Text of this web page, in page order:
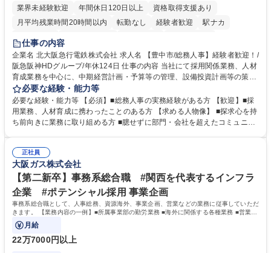
業界未経験歓迎
年間休日120日以上
資格取得支援あり
月平均残業時間20時間以内
転勤なし 経験者歓迎
駅ナカ
退職金あり
土日祝休み
服装自由 昼食補助あり 食事補助あり
仕事の内容
企業名 北大阪急行電鉄株式会社 求人名 【豊中市/総務人事】経験者歓迎！/
阪急阪神HDグループ/年休124日 仕事の内容 当社にて採用関係業務、人材
育成業務を中心に、中期経営計画・予算等の管理、設備投資計画等の策
定、さらに社内の重要会議の運営等、経営の根幹となる幅広い総務人事業
務全般を担当していただきます。 【主な業務内容】 ■採用関係業務および
人材育成(社員研修)業務の推進 ■中期経営計画および予算等の管理 ■設備
投資計画等の策定 ■社内の重要会議の運営 ■その他総務人事業務全般 【入
務人事】経験者歓迎！/阪急阪神HDグループ/年休124日
必要な経験・能力等
必要な経験・能力等 【必須】■総務人事の実務経験がある方 【歓迎】■採
用業務、人材育成に携わったことのある方 【求める人物像】 ■探求心を持
ち前向きに業務に取り組める方 ■臆せずに部門・会社を超えたコミュニケ
囲のメンバーと協調しつつ主体性を持って能動的に業務を推進できる方 学
歴・資格 学歴：大学院 大学 高専 短大 専修学校 高校 語学力： 資格：
正社員
大阪ガス株式会社
【第二新卒】事務系総合職 #関西を代表するインフラ
企業 #ポテンシャル採用 事業企画
事務系総合職として、人事総務、資源海外、事業企画、営業などの業務に従事していただ
きます。 【業務内容の一例】■所属事業部の勤労業務 ■海外に関係する各種業務 ■営業部
門の企画スタッフ、ルート営業
月給
22万7000円以上